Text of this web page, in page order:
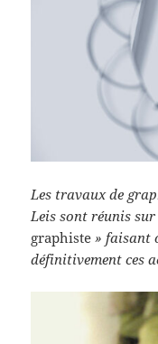
Les travaux de
Leis sont réunis
graphiste» faisant
définitivement ces